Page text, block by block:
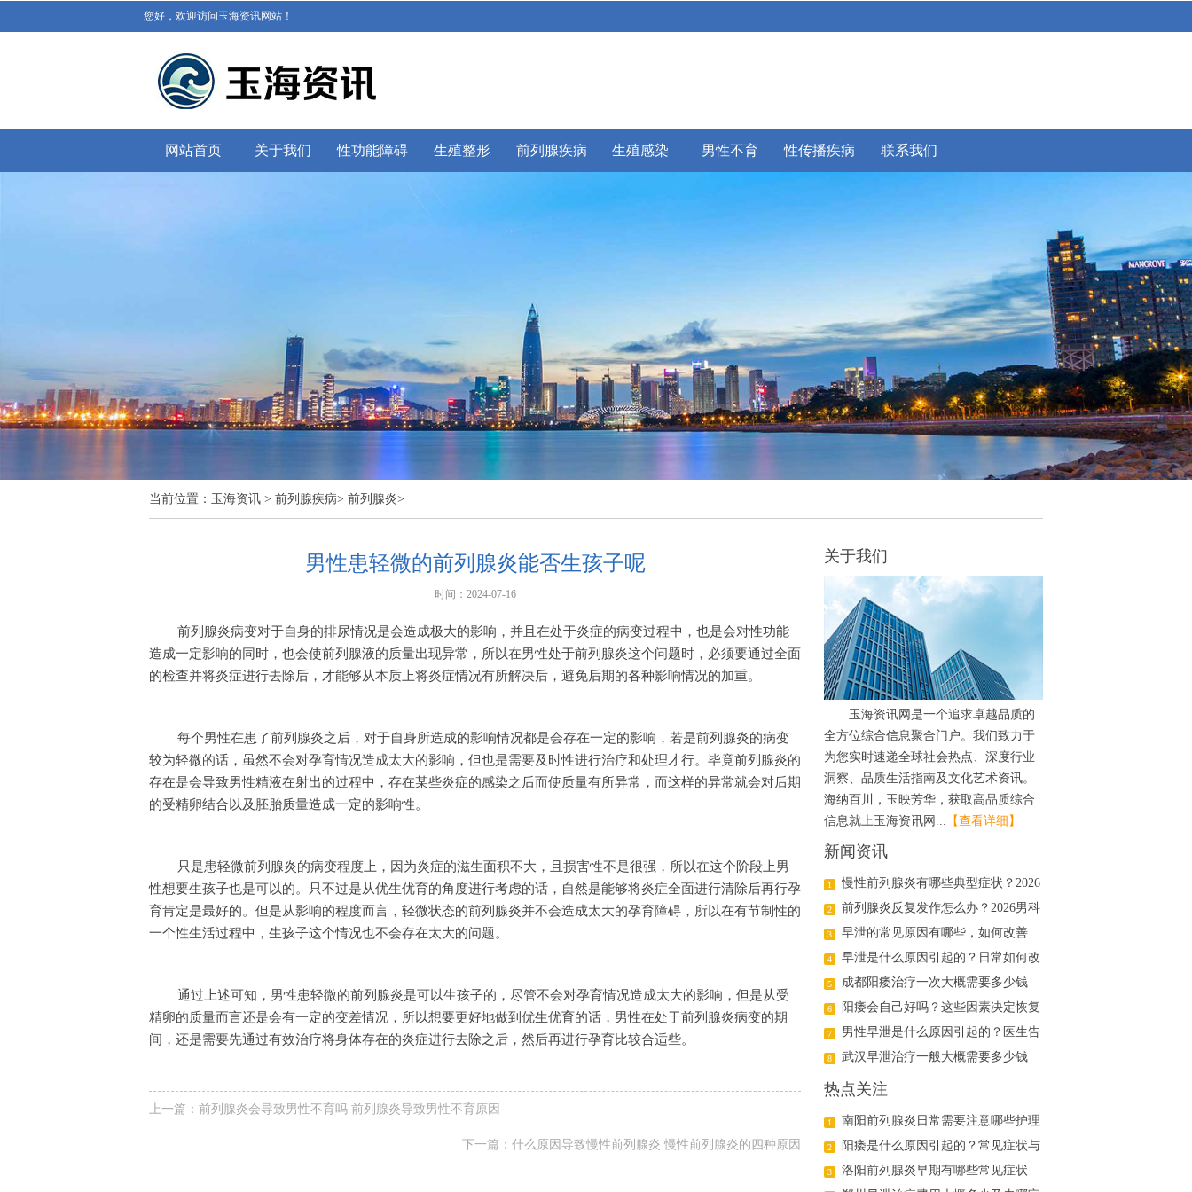
您好，欢迎访问玉海资讯网站！
网站首页 关于我们 性功能障碍 生殖整形 前列腺疾病 生殖感染 男性不育 性传播疾病 联系我们
当前位置： 玉海资讯 > 前列腺疾病> 前列腺炎>
男性患轻微的前列腺炎能否生孩子呢
时间：2024-07-16
前列腺炎病变对于自身的排尿情况是会造成极大的影响，并且在处于炎症的病变过程中，也是会对性功能
造成一定影响的同时，也会使前列腺液的质量出现异常，所以在男性处于前列腺炎这个问题时，必须要通过全面
的检查并将炎症进行去除后，才能够从本质上将炎症情况有所解决后，避免后期的各种影响情况的加重。
每个男性在患了前列腺炎之后，对于自身所造成的影响情况都是会存在一定的影响，若是前列腺炎的病变
较为轻微的话，虽然不会对孕育情况造成太大的影响，但也是需要及时性进行治疗和处理才行。毕竟前列腺炎的
存在是会导致男性精液在射出的过程中，存在某些炎症的感染之后而使质量有所异常，而这样的异常就会对后期
的受精卵结合以及胚胎质量造成一定的影响性。
只是患轻微前列腺炎的病变程度上，因为炎症的滋生面积不大，且损害性不是很强，所以在这个阶段上男
性想要生孩子也是可以的。只不过是从优生优育的角度进行考虑的话，自然是能够将炎症全面进行清除后再行孕
育肯定是最好的。但是从影响的程度而言，轻微状态的前列腺炎并不会造成太大的孕育障碍，所以在有节制性的
一个性生活过程中，生孩子这个情况也不会存在太大的问题。
通过上述可知，男性患轻微的前列腺炎是可以生孩子的，尽管不会对孕育情况造成太大的影响，但是从受
精卵的质量而言还是会有一定的变差情况，所以想要更好地做到优生优育的话，男性在处于前列腺炎病变的期
间，还是需要先通过有效治疗将身体存在的炎症进行去除之后，然后再进行孕育比较合适些。
上一篇： 前列腺炎会导致男性不育吗 前列腺炎导致男性不育原因
下一篇： 什么原因导致慢性前列腺炎 慢性前列腺炎的四种原因
关于我们
玉海资讯网是一个追求卓越品质的
全方位综合信息聚合门户。我们致力于
为您实时速递全球社会热点、深度行业
洞察、品质生活指南及文化艺术资讯。
海纳百川，玉映芳华，获取高品质综合
信息就上玉海资讯网...
【查看详细】
新闻资讯
1
慢性前列腺炎有哪些典型症状？2026
年科学治疗与日常护理指南
2
前列腺炎反复发作怎么办？2026男科
医生详解日常调理与用药方案
3 早泄的常见原因有哪些，如何改善
4
早泄是什么原因引起的？日常如何改
善
5 成都阳痿治疗一次大概需要多少钱
6
阳痿会自己好吗？这些因素决定恢复
可能
7
男性早泄是什么原因引起的？医生告
诉你真相
8 武汉早泄治疗一般大概需要多少钱
热点关注
1 南阳前列腺炎日常需要注意哪些护理
2
阳痿是什么原因引起的？常见症状与
治疗方法解析
3 洛阳前列腺炎早期有哪些常见症状